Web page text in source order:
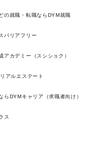
の就職・転職ならDYM就職
バリアフリー
アカデミー（スシショク）
アルエステート
らDYMキャリア（求職者向け）
ス